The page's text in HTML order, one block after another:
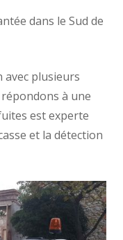
dans le Sud de
plusieurs
à une
est experte
et la détection